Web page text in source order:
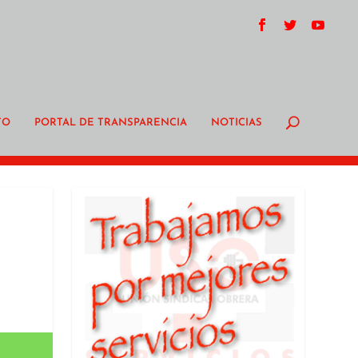
PORTAL DE TRANSPARENCIA NOTICIAS